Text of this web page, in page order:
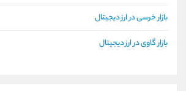
بازار خرسی در ارز دیجیتال
بازار گاوی در ارز دیجیتال